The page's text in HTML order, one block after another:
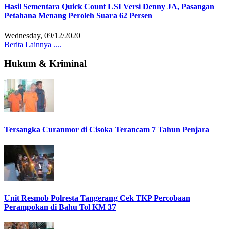
Hasil Sementara Quick Count LSI Versi Denny JA, Pasangan
Petahana Menang Peroleh Suara 62 Persen
Wednesday, 09/12/2020
Berita Lainnya ....
Hukum & Kriminal
Tersangka Curanmor di Cisoka Terancam 7 Tahun Penjara
Unit Resmob Polresta Tangerang Cek TKP Percobaan
Perampokan di Bahu Tol KM 37